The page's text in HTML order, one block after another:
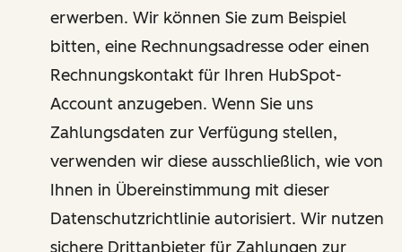
erwerben. Wir können Sie zum Beispiel
bitten, eine Rechnungsadresse oder einen
Rechnungskontakt für Ihren HubSpot-
Account anzugeben. Wenn Sie uns
Zahlungsdaten zur Verfügung stellen,
verwenden wir diese ausschließlich, wie von
Ihnen in Übereinstimmung mit dieser
Datenschutzrichtlinie autorisiert. Wir nutzen
sichere Drittanbieter für Zahlungen zur